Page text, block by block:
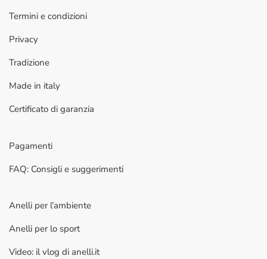
Termini e condizioni
Privacy
Tradizione
Made in italy
Certificato di garanzia
Pagamenti
FAQ: Consigli e suggerimenti
Anelli per l’ambiente
Anelli per lo sport
Video: il vlog di anelli.it